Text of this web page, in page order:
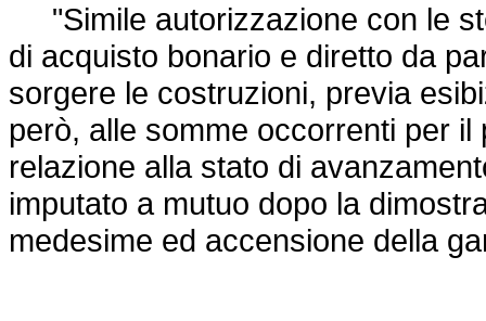
"Simile autorizzazione con le
di acquisto bonario e diretto da
sorgere le costruzioni, previa
però, alle somme occorrenti per
relazione alla stato di
imputato a mutuo dopo la
medesime ed accensione della